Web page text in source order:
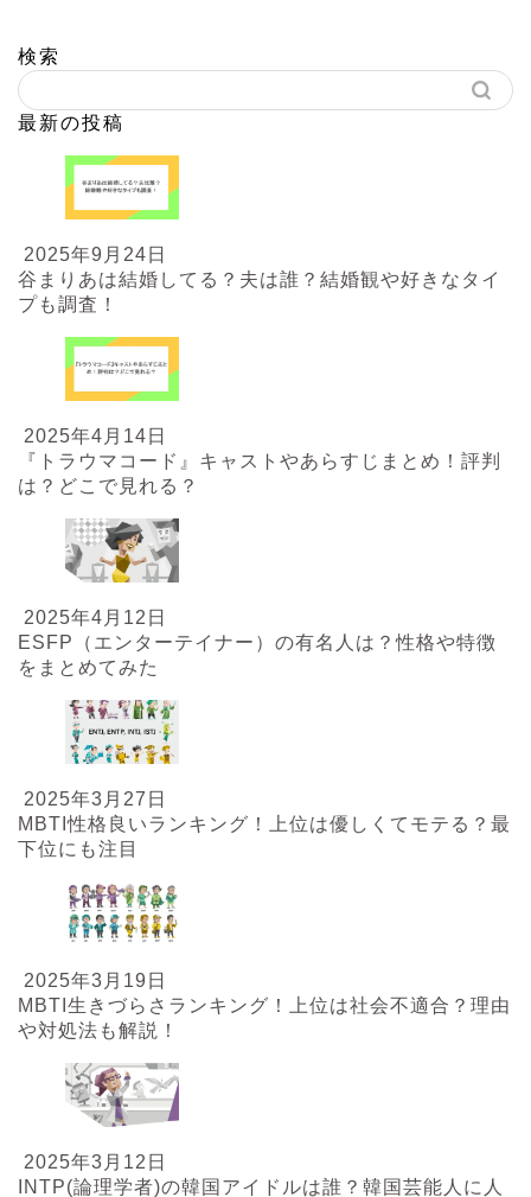
検索
最新の投稿
2025年9月24日
谷まりあは結婚してる？夫は誰？結婚観や好きなタイ
プも調査！
2025年4月14日
『トラウマコード』キャストやあらすじまとめ！評判
は？どこで見れる？
2025年4月12日
ESFP（エンターテイナー）の有名人は？性格や特徴
をまとめてみた
2025年3月27日
MBTI性格良いランキング！上位は優しくてモテる？最
下位にも注目
2025年3月19日
MBTI生きづらさランキング！上位は社会不適合？理由
や対処法も解説！
2025年3月12日
INTP(論理学者)の韓国アイドルは誰？韓国芸能人に人